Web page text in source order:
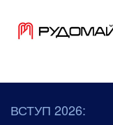
ВСТУП 2026: